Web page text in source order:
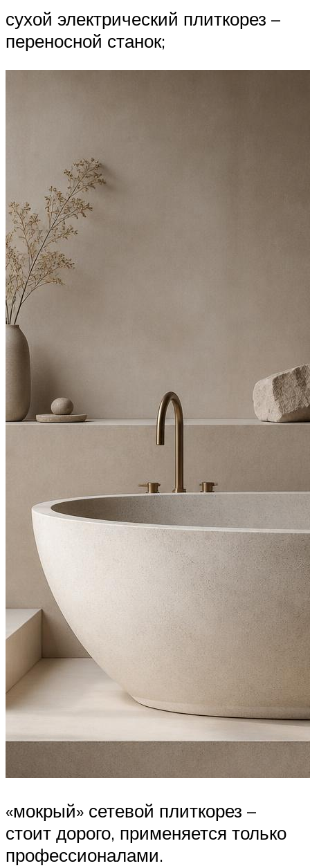
сухой электрический плиткорез –
переносной станок;
«мокрый» сетевой плиткорез –
стоит дорого, применяется только
профессионалами.